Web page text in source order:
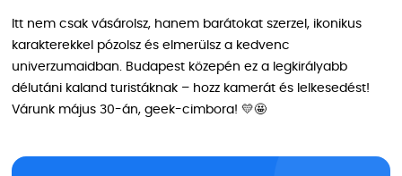
Itt nem csak vásárolsz, hanem barátokat szerzel, ikonikus
karakterekkel pózolsz és elmerülsz a kedvenc
univerzumaidban. Budapest közepén ez a legkirályabb
délutáni kaland turistáknak – hozz kamerát és lelkesedést!
Várunk május 30-án, geek-cimbora! 💛🤩